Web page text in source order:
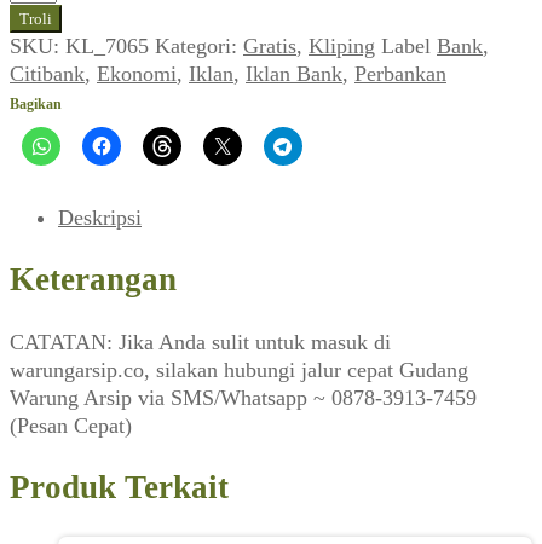
Iklan
Citibank
Visa
(Sarinah_No.191,
Januari
1990)
Troli
SKU: KL_7065 Kategori: Gratis, Kliping Label Bank,
Citibank, Ekonomi, Iklan, Iklan Bank, Perbankan
Bagikan
Deskripsi
Keterangan
CATATAN: Jika Anda sulit untuk masuk di
warungarsip.co, silakan hubungi jalur cepat Gudang
Warung Arsip via SMS/Whatsapp ~ 0878-3913-7459
(Pesan Cepat)
Produk Terkait